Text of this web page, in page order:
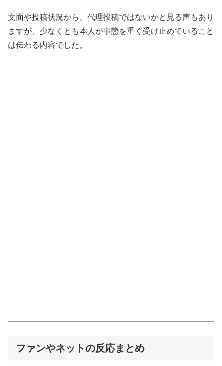
文面や投稿状況から、代理投稿ではないかと見る声もあり
ますが、少なくとも本人が事態を重く受け止めていること
は伝わる内容でした。
ファンやネットの反応まとめ